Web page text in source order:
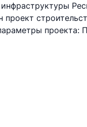
проект
проекта: